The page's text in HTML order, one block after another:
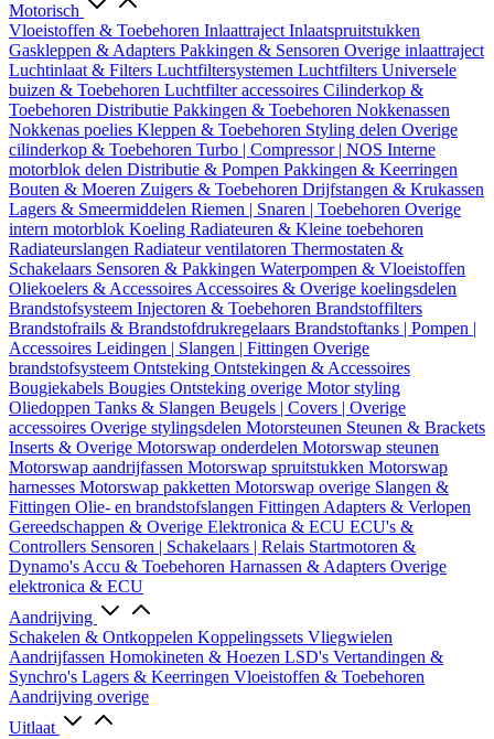
Motorisch
Vloeistoffen & Toebehoren Inlaattraject Inlaatspruitstukken
Gaskleppen & Adapters Pakkingen & Sensoren Overige inlaattraject
Luchtinlaat & Filters Luchtfiltersystemen Luchtfilters Universele
buizen & Toebehoren Luchtfilter accessoires Cilinderkop &
Toebehoren Distributie Pakkingen & Toebehoren Nokkenassen
Nokkenas poelies Kleppen & Toebehoren Styling delen Overige
cilinderkop & Toebehoren Turbo | Compressor | NOS Interne
motorblok delen Distributie & Pompen Pakkingen & Keerringen
Bouten & Moeren Zuigers & Toebehoren Drijfstangen & Krukassen
Lagers & Smeermiddelen Riemen | Snaren | Toebehoren Overige
intern motorblok Koeling Radiateuren & Kleine toebehoren
Radiateurslangen Radiateur ventilatoren Thermostaten &
Schakelaars Sensoren & Pakkingen Waterpompen & Vloeistoffen
Oliekoelers & Accessoires Accessoires & Overige koelingsdelen
Brandstofsysteem Injectoren & Toebehoren Brandstoffilters
Brandstofrails & Brandstofdrukregelaars Brandstoftanks | Pompen |
Accessoires Leidingen | Slangen | Fittingen Overige
brandstofsysteem Ontsteking Ontstekingen & Accessoires
Bougiekabels Bougies Ontsteking overige Motor styling
Oliedoppen Tanks & Slangen Beugels | Covers | Overige
accessoires Overige stylingsdelen Motorsteunen Steunen & Brackets
Inserts & Overige Motorswap onderdelen Motorswap steunen
Motorswap aandrijfassen Motorswap spruitstukken Motorswap
harnesses Motorswap pakketten Motorswap overige Slangen &
Fittingen Olie- en brandstofslangen Fittingen Adapters & Verlopen
Gereedschappen & Overige Elektronica & ECU ECU's &
Controllers Sensoren | Schakelaars | Relais Startmotoren &
Dynamo's Accu & Toebehoren Harnassen & Adapters Overige
elektronica & ECU
Aandrijving
Schakelen & Ontkoppelen Koppelingssets Vliegwielen
Aandrijfassen Homokineten & Hoezen LSD's Vertandingen &
Synchro's Lagers & Keerringen Vloeistoffen & Toebehoren
Aandrijving overige
Uitlaat